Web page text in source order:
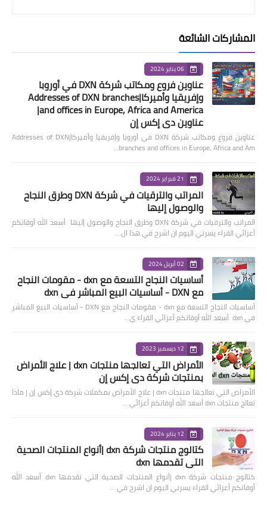
المشاركات الشائعة
06 يناير 2024
عناوين فروع ومكاتب شركة DXN في أوروبا
وإفريقيا وأميركا|Addresses of DXN branches
and offices in Europe, Africa and America|
عناوين دي إكس إن
عناوين فروع ومكاتب شركة DXN في أوروبا وإفريقيا وأميركا|Addresses of DXN
branches and offices in Europe, Africa and Am…
21 فبراير 2024
المراتب والترقيات في شركة DXN وطرق النجاح
والوصول إليها
المراتب والترقيات في شركة DXN وطرق النجاح والوصول إليها أسعد الله أوقاتكم
أعزائي القراء يسرني اليوم ان اشرح في هذا ال…
02 أبريل 2024
أساسيات النجاح التسعة مع dxn - مقومات النجاح
مع DXN - أساسيات البيع المباشر في dxn
أساسيات النجاح التسعة مع dxn - مقومات النجاح مع DXN - أساسيات البيع المباشر
في dxn أسعد الله أوقاتكم أعزائي القراء ي…
12 ديسمبر 2023
الأمراض التي تعالجها منتجات dxn | علاج الأمراض
بمنتجات شركة دي إكس إن
الأمراض التي تعالجها منتجات dxn | علاج الأمراض بمكملات شركة دي إكس إن | ماذا
تعالج منتجات dxn أسعد الله أوقاتكم أعزائي …
12 يناير 2024
كتالوج منتجات شركة dxn |أنواع المنتجات الصحية
التي تقدمها dxn
كتالوج منتجات شركة dxn |أنواع المنتجات الصحية التي تقدمها dxn أسعد الله
أوقاتكم أعزائي القراء يسرني اليوم ان اشرح في …